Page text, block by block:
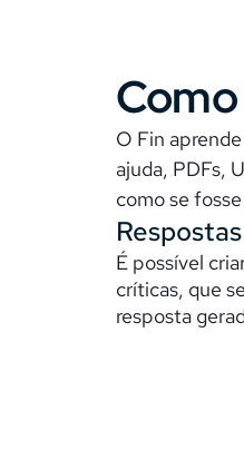
O Fin
ajuda, PDFs,
como se
É possível
críticas, que
resposta